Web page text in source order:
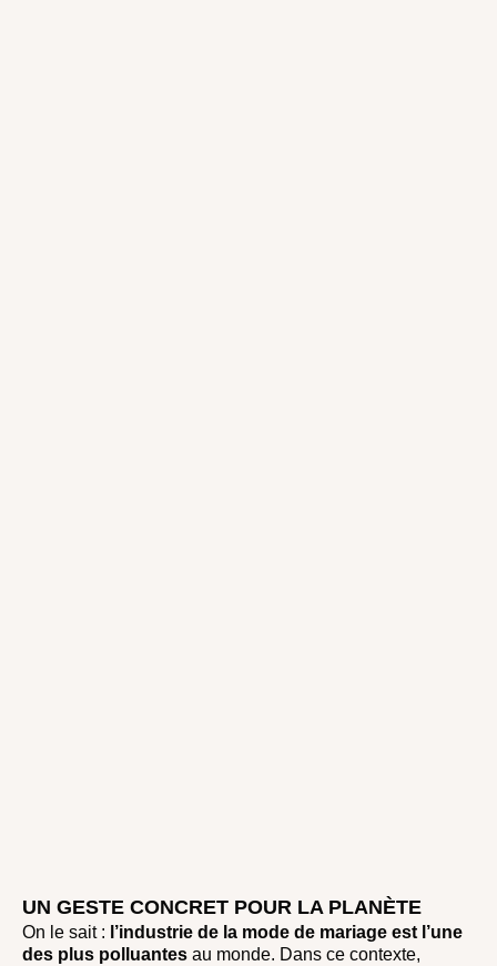
UN GESTE CONCRET POUR LA PLANÈTE
On le sait : l’industrie de la mode de mariage est l’une
des plus polluantes au monde. Dans ce contexte,